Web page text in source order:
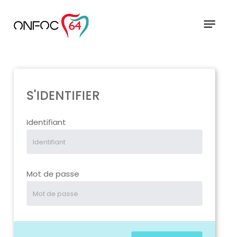
main
content
Menu
S'IDENTIFIER
Identifiant
Mot de passe
Close